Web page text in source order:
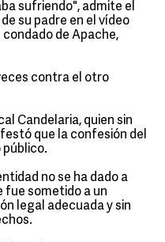
sufriendo", admite el
su padre en el vídeo
de Apache,
contra el otro
Candelaria, quien sin
que la confesión del
público.
no se ha dado a
fue sometido a un
legal adecuada y sin